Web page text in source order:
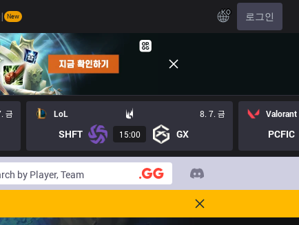
New KO 로그인
금 LoL 8. 7. 금
SHFT 15:00 GX
Valorant
PCFIC